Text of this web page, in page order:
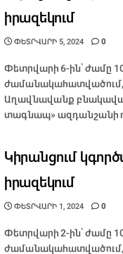
իրազեկում
ՓԵՏՐՎԱՐԻ 5, 2024 0
Փետրվարի 6-ին՝ ժամը
ժամանակահատվածում,
Աղավնավանք
տագնապ» ազդանշանի
Կիրանցում
իրազեկում
ՓԵՏՐՎԱՐԻ 1, 2024 0
Փետրվարի 2-ին՝ ժամը
ժամանակահատվածում,